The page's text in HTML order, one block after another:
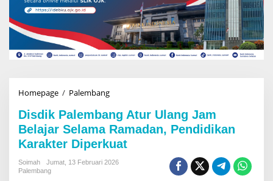
Homepage / Palembang
s
d
i
k
P
Disdik Palembang Atur Ulang Jam
Belajar Selama Ramadan, Pendidikan
Karakter Diperkuat
Soimah
Jumat, 13 Februari 2026
Palembang